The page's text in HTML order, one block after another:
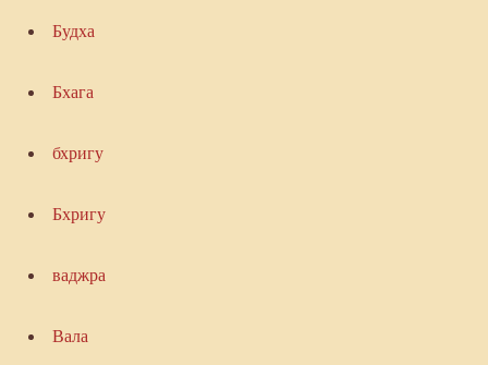
Будха
Бхага
бхригу
Бхригу
ваджра
Вала